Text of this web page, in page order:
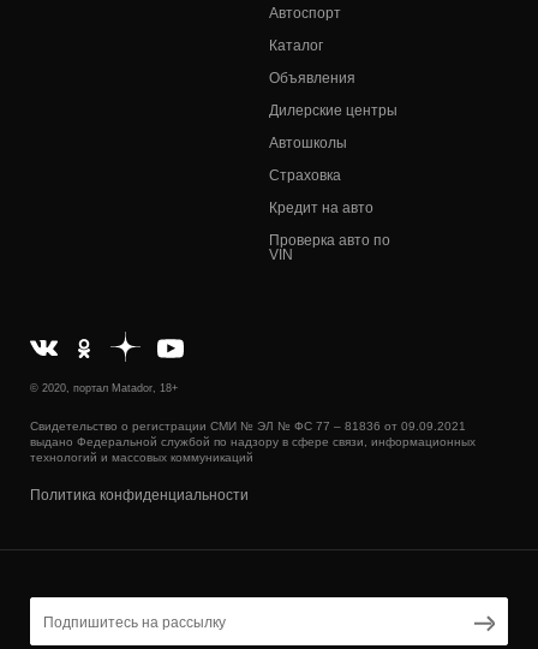
Автоспорт
Каталог
Объявления
Дилерские центры
Автошколы
Страховка
Кредит на авто
Проверка авто по
VIN
© 2020, портал Matador, 18+
Свидетельство о регистрации СМИ № ЭЛ № ФС 77 – 81836 от 09.09.2021
выдано Федеральной службой по надзору в сфере связи, информационных
технологий и массовых коммуникаций
Политика конфиденциальности